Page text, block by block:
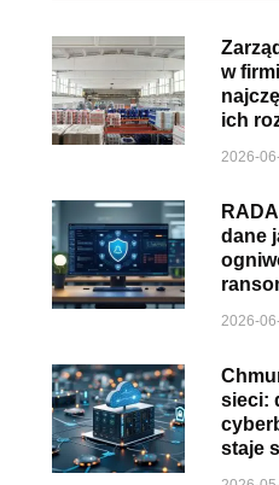
w
ich
2026-
dane
2026-
sieci:
staje